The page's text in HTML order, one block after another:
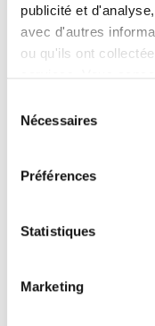
publicité et
avec d'autres
ou qu'ils ont
Nécessaires
Préférences
Statistiques
Marketing